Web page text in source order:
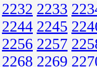
2232 2233
2244 2245
2256 2257
2268 2269